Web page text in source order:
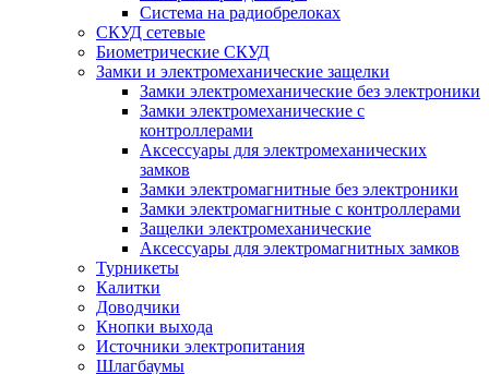
Система на радиобрелоках
СКУД сетевые
Биометрические СКУД
Замки и электромеханические защелки
Замки электромеханические без электроники
Замки электромеханические с
контроллерами
Аксессуары для электромеханических
замков
Замки электромагнитные без электроники
Замки электромагнитные с контроллерами
Защелки электромеханические
Аксессуары для электромагнитных замков
Турникеты
Калитки
Доводчики
Кнопки выхода
Источники электропитания
Шлагбаумы